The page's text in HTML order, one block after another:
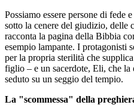
Possiamo essere persone di fede
sotto la cenere del giudizio, delle
racconta la pagina della Bibbia
esempio lampante. I protagonisti
per la propria sterilità che
figlio – e un sacerdote, Eli, che la
seduto su un seggio del tempio.
La "scommessa" della